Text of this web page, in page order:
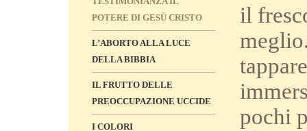
POTERE DI GESÙ CRISTO
L’ABORTO ALLA LUCE
DELLA BIBBIA
IL FRUTTO DELLE
PREOCCUPAZIONE UCCIDE
I COLORI
il
pochi